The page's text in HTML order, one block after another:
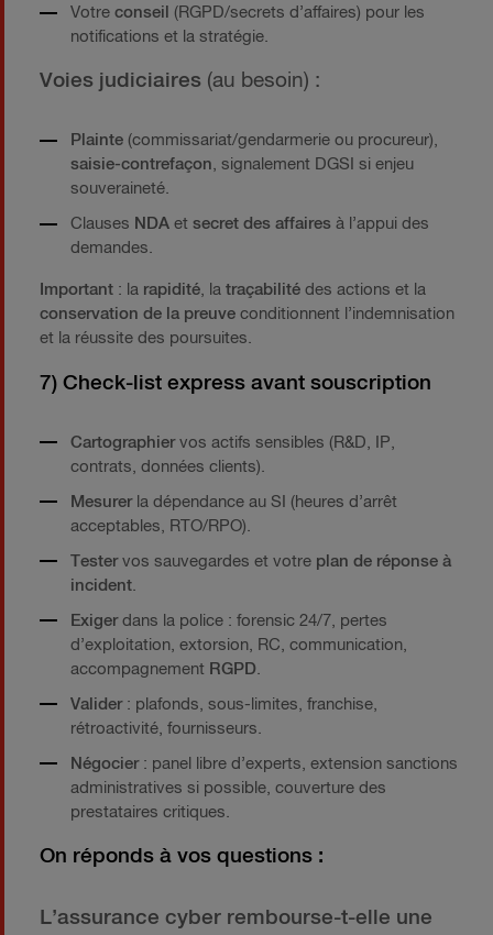
Votre conseil
(RGPD/secrets d’affaires) pour les
notifications et la stratégie.
Voies judiciaires (au besoin) :
Plainte (commissariat/gendarmerie ou procureur),
saisie-contrefaçon, signalement DGSI si enjeu
souveraineté.
Clauses NDA et secret des affaires à l’appui des
demandes.
Important : la rapidité, la traçabilité des actions et la
conservation de la preuve conditionnent l’indemnisation
et la réussite des poursuites.
7) Check-list express avant souscription
Cartographiervos actifs sensibles (R&D, IP,
contrats, données clients).
Mesurerla dépendance au SI (heures d’arrêt
acceptables, RTO/RPO).
Testervos sauvegardes et votre plan de réponse à
incident
Exigerdans la police : forensic 24/7, pertes
d’exploitation, extorsion, RC, communication,
accompagnement RGPD
Valider: plafonds, sous-limites, franchise,
rétroactivité, fournisseurs.
Négocier: panel libre d’experts, extension sanctions
administratives si possible, couverture des
prestataires critiques.
On réponds à vos questions :
L’assurance cyber rembourse-t-elle une